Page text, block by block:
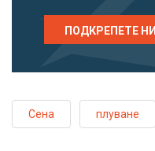
ПОДКРЕПЕТЕ НИ
Сена плуване